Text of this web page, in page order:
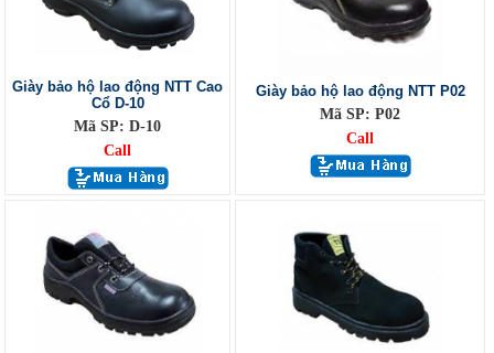
Giày bảo hộ lao động NTT Cao
Cổ D-10
Mã SP: D-10
Call
Giày bảo hộ lao động NTT P02
Mã SP: P02
Call